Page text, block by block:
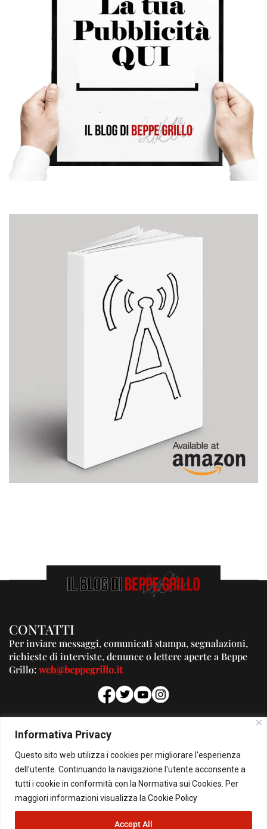
Informativa Privacy
Questo sito web utilizza i cookies per migliorare l'esperienza
dell'utente. Continuando la navigazione l'utente acconsente a
tutti i cookie in conformità con la Normativa sui Cookies. Per
maggiori informazioni visualizza la Cookie Policy
Accept All
CONTATTI
Per inviare messaggi, comunicati stampa, segnalazioni,
richieste di interviste, denunce o lettere aperte a Beppe
Grillo:web@beppegrillo.it
PUBBLICITA'
Per la tua pubblicità su questo Blog:
pubblicita@beppegrillo.it
HOMEPAGE COOKIE POLICY PRIVACY POLICY CONTATTI
© Copyright 2026 - Il Blog di Beppe Grillo. All Rights Reserved - Powered by